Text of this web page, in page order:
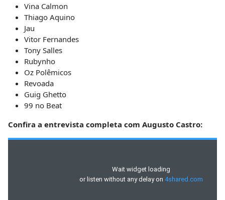
Vina Calmon
Thiago Aquino
Jau
Vitor Fernandes
Tony Salles
Rubynho
Oz Polêmicos
Revoada
Guig Ghetto
99 no Beat
Confira a entrevista completa com Augusto Castro: